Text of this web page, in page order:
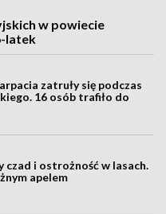
w powiecie
latek
zatruły się podczas
16 osób trafiło do
czad i ostrożność w lasach.
apelem